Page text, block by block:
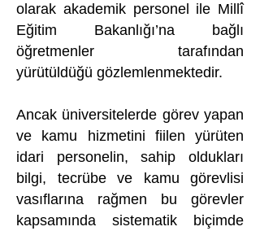
olarak akademik personel ile Millî
Eğitim Bakanlığı’na bağlı
öğretmenler tarafından
yürütüldüğü gözlemlenmektedir.
Ancak üniversitelerde görev yapan
ve kamu hizmetini fiilen yürüten
idari personelin, sahip oldukları
bilgi, tecrübe ve kamu görevlisi
vasıflarına rağmen bu görevler
kapsamında sistematik biçimde